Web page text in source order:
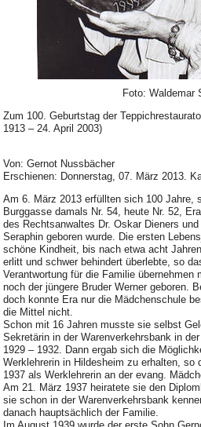
Foto: Waldemar
Zum 100. Geburtstag der
1913 – 24. April 2003)
Von: Gernot Nussbächer
Erschienen: Donnerstag, 07. März 2013.
Am 6. März 2013 erfüllten sich 100 Jahre,
Burggasse damals Nr. 54, heute Nr. 52,
des Rechtsanwaltes Dr. Oskar Dieners
Seraphin geboren wurde. Die ersten
schöne Kindheit, bis nach etwa acht
erlitt und schwer behindert überlebte, so
Verantwortung für die Familie übernehmen
noch der jüngere Bruder Werner geboren.
doch konnte Era nur die Mädchenschule
die Mittel nicht.
Schon mit 16 Jahren musste sie selbst
Sekretärin in der Warenverkehrsbank in
1929 – 1932. Dann ergab sich die
Werklehrerin in Hildesheim zu erhalten, so
1937 als Werklehrerin an der evang.
Am 21. März 1937 heiratete sie den
sie schon in der Warenverkehrsbank
danach hauptsächlich der Familie.